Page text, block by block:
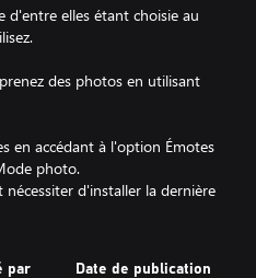
d'entre elles étant choisie au
des photos en utilisant
en accédant à l'option Émotes
photo.
d'installer la dernière
par Date de publication